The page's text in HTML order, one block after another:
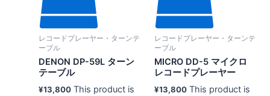
レコードプレーヤー・ターンテ
ーブル
DENON DP-59L ターン
テーブル
¥13,800 This product is
レコードプレーヤー・ターンテ
ーブル
MICRO DD-5 マイクロ
レコードプレーヤー
¥13,800 This product is